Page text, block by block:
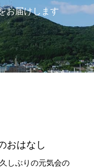
お届けします
おはなし
しぶりの元気会の